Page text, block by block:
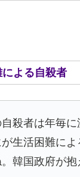
よる自殺者
殺者は年毎
生活困難に
韓国政府が抱